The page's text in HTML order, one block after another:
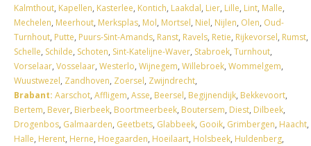
Kalmthout, Kapellen, Kasterlee, Kontich, Laakdal, Lier, Lille, Lint, Malle,
Mechelen, Meerhout, Merksplas, Mol, Mortsel, Niel, Nijlen, Olen, Oud-
Turnhout, Putte, Puurs-Sint-Amands, Ranst, Ravels, Retie, Rijkevorsel, Rumst,
Schelle, Schilde, Schoten, Sint-Katelijne-Waver, Stabroek, Turnhout,
Vorselaar, Vosselaar, Westerlo, Wijnegem, Willebroek, Wommelgem,
Wuustwezel, Zandhoven, Zoersel, Zwijndrecht,
Brabant: Aarschot, Affligem, Asse, Beersel, Begijnendijk, Bekkevoort,
Bertem, Bever, Bierbeek, Boortmeerbeek, Boutersem, Diest, Dilbeek,
Drogenbos, Galmaarden, Geetbets, Glabbeek, Gooik, Grimbergen, Haacht,
Halle, Herent, Herne, Hoegaarden, Hoeilaart, Holsbeek, Huldenberg,